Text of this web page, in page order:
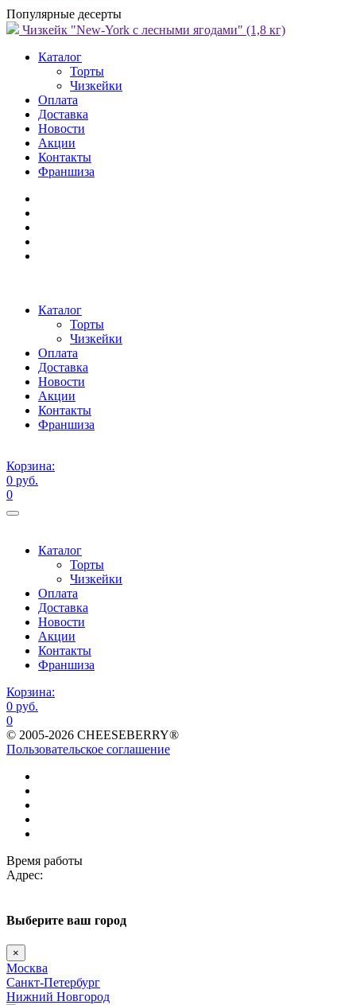
Популярные десерты
Чизкейк "New-York с лесными ягодами" (1,8 кг)
Каталог
Торты
Чизкейки
Оплата
Доставка
Новости
Акции
Контакты
Франшиза
Каталог
Торты
Чизкейки
Оплата
Доставка
Новости
Акции
Контакты
Франшиза
Корзина:
0 руб.
0
Каталог
Торты
Чизкейки
Оплата
Доставка
Новости
Акции
Контакты
Франшиза
Корзина:
0 руб.
0
© 2005-2026 CHEESEBERRY®
Пользовательское соглашение
Время работы
Адрес:
Выберите ваш город
×
Москва
Санкт-Петербург
Нижний Новгород